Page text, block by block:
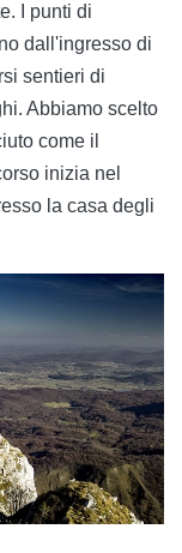
I punti di
dall'ingresso di
sentieri di
Abbiamo scelto
come il
inizia nel
la casa degli